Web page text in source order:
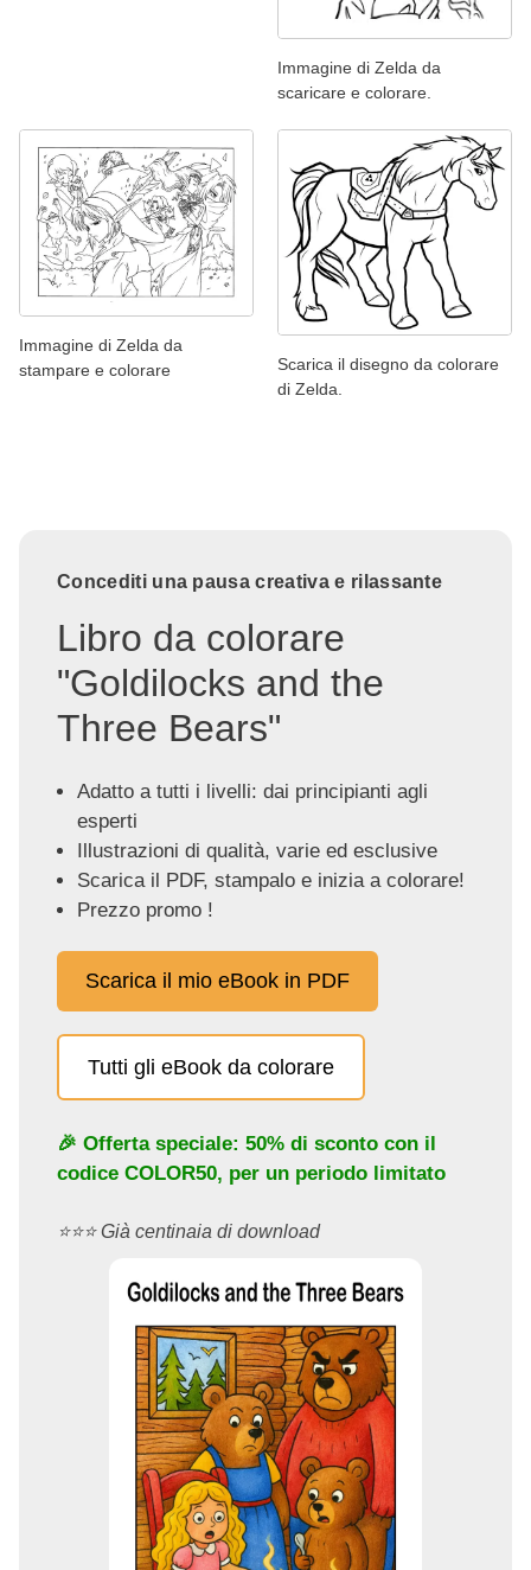
Immagine di Zelda da
scaricare e colorare.
Immagine di Zelda da
stampare e colorare
Scarica il disegno da colorare
di Zelda.
Concediti una pausa creativa e rilassante
Libro da colorare
"Goldilocks and the
Three Bears"
Adatto a tutti i livelli: dai principianti agli
esperti
Illustrazioni di qualità, varie ed esclusive
Scarica il PDF, stampalo e inizia a colorare!
Prezzo promo !
Scarica il mio eBook in PDF
Tutti gli eBook da colorare
🎉 Offerta speciale: 50% di sconto con il
codice COLOR50, per un periodo limitato
⭐️⭐️⭐️ Già centinaia di download